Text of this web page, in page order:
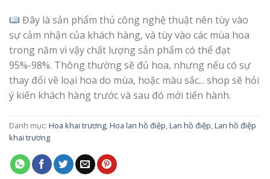
Đây là sản phẩm thủ công nghệ thuật nên tùy vào
sự cảm nhận của khách hàng, và tùy vào các mùa hoa
trong năm vì vậy chất lượng sản phẩm có thể đạt
95%-98%. Thông thường sẽ đủ hoa, nhưng nếu có sự
thay đổi về loại hoa do mùa, hoặc màu sắc... shop sẽ hỏi
ý kiến khách hàng trước và sau đó mới tiến hành.
Danh mục: Hoa khai trương,Hoa lan hồ điệp,Lan hồ điệp,Lan hồ điệp
khai trương